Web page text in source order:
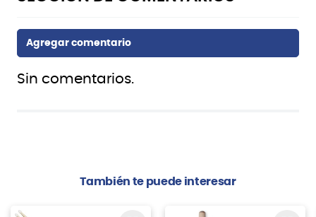
Sin comentarios.
También te puede interesar